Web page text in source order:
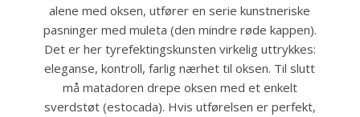
alene med oksen, utfører en serie kunstneriske
pasninger med muleta (den mindre røde kappen).
Det er her tyrefektingskunsten virkelig uttrykkes:
eleganse, kontroll, farlig nærhet til oksen. Til slutt
må matadoren drepe oksen med et enkelt
sverdstøt (estocada). Hvis utførelsen er perfekt,